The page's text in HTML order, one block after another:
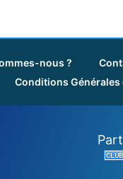
nous ?
Conditions Générales